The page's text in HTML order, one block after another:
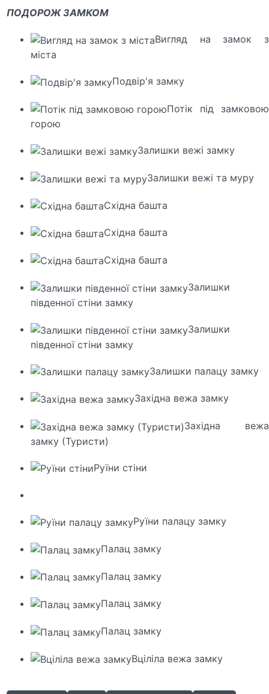
ПОДОРОЖ ЗАМКОМ
Вигляд на замок з
міста
Подвір'я замку
Потік під замковою
горою
Залишки вежі замку
Залишки вежі та муру
Східна башта
Східна башта
Східна башта
Залишки
південної стіни замку
Залишки
південної стіни замку
Залишки палацу замку
Західна вежа замку
Західна вежа
замку (Туристи)
Руїни стіни
Руїни палацу замку
Палац замку
Палац замку
Палац замку
Палац замку
Вціліла вежа замку